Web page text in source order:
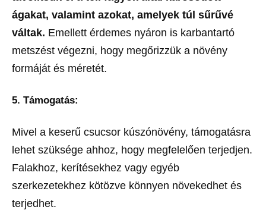
ágakat, valamint azokat, amelyek túl sűrűvé
váltak. Emellett érdemes nyáron is karbantartó
metszést végezni, hogy megőrizzük a növény
formáját és méretét.
5. Támogatás:
Mivel a keserű csucsor kúszónövény, támogatásra
lehet szüksége ahhoz, hogy megfelelően terjedjen.
Falakhoz, kerítésekhez vagy egyéb
szerkezetekhez kötözve könnyen növekedhet és
terjedhet.